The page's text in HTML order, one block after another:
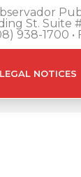
St. Suite
938-1700 •
LEGAL NOTICES